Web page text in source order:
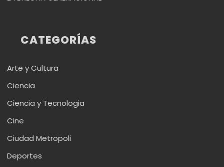
CATEGORÍAS
Arte y Cultura
Ciencia
Ciencia y Tecnologia
Cine
Ciudad Metropoli
Deportes